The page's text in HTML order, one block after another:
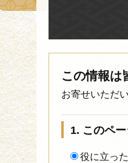
この情報は
お寄せいただ
1. このペ
役に立った